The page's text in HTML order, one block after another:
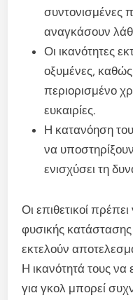
συντονισμένες
αναγκάσουν
Οι ικανότητες
οξυμένες, καθώς
περιορισμένο
ευκαιρίες.
Η κατανόηση
να
ενισχύσει τη
Οι επιθετικοί
φυσικής κατάστασης
εκτελούν
Η ικανότητά τους να
για γκολ μπορεί